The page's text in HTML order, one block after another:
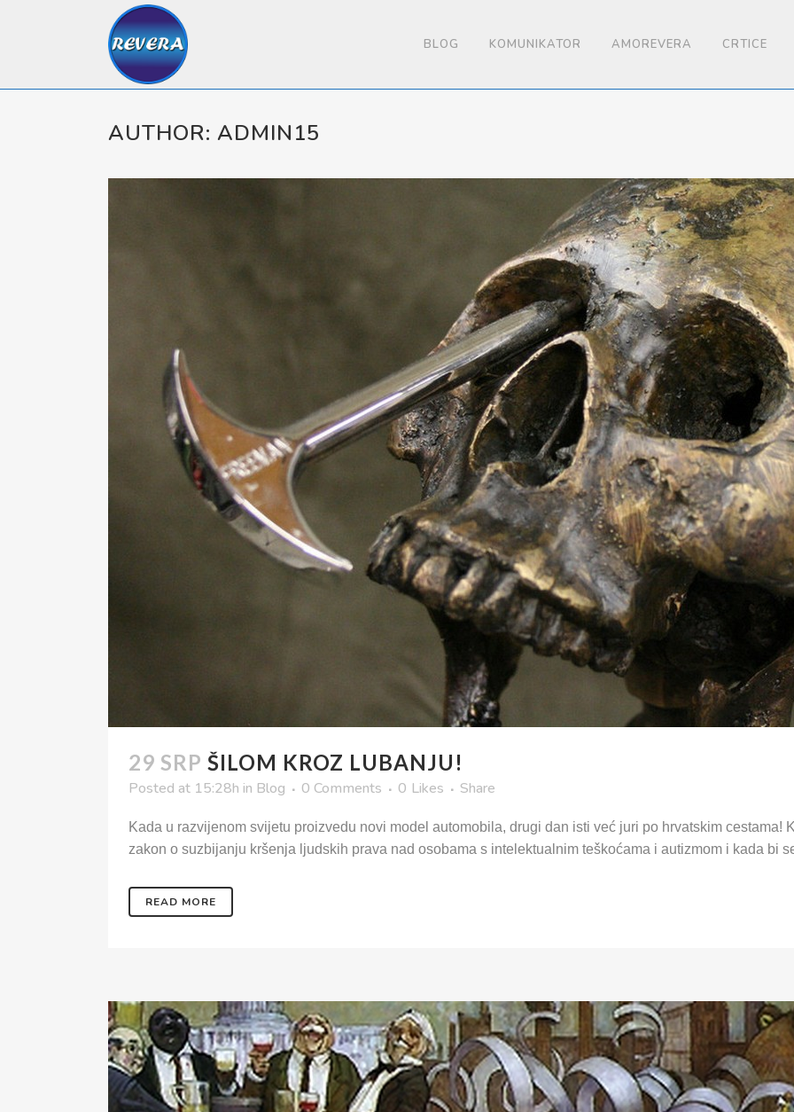
BLOG KOMUNIKATOR AMOREVERA CRTICE
AUTHOR: ADMIN15
29 SRP ŠILOM KROZ LUBANJU!
Posted at 15:28h in Blog 0 Comments 0 Likes Share
Kada u razvijenom svijetu proizvedu novi model automobila, drugi dan isti već juri po hrvatskim cestama!
zakon o suzbijanju kršenja ljudskih prava nad osobama s intelektualnim teškoćama i autizmom i kada bi
READ MORE